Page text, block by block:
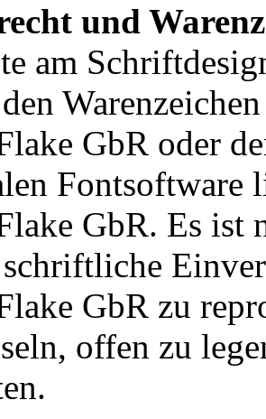
und
am
GbR oder
Fontsoftware
GbR. Es ist
schriftliche
GbR zu
offen zu